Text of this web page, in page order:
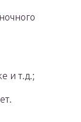
и т.д.;